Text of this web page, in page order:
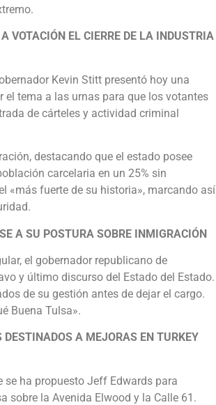
VOTACIÓN EL CIERRE DE LA INDUSTRIA
Kevin Stitt presentó hoy una
tema a las urnas para que los votantes
de cárteles y actividad criminal
destacando que el estado posee
carcelaria en un 25% sin
«más fuerte de su historia», marcando así
A SU POSTURA SOBRE INMIGRACIÓN
el gobernador republicano de
y último discurso del Estado del Estado.
de su gestión antes de dejar el cargo.
Buena Tulsa».
DESTINADOS A MEJORAS EN TURKEY
ha propuesto Jeff Edwards para
sobre la Avenida Elwood y la Calle 61.